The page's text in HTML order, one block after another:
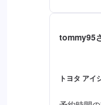
tommy95
トヨタ アイ